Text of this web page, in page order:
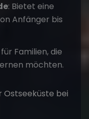
: Bietet eine
Anfänger bis
Familien, die
möchten.